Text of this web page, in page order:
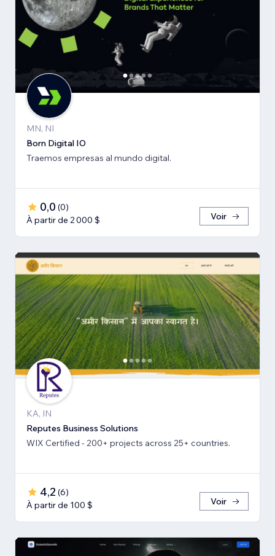
MN, NI
Born Digital IO
Traemos empresas al mundo digital.
0,0 (0)
À partir de 2 000 $
Voir
KA, IN
Reputes Business Solutions
WIX Certified - 200+ projects across 25+ countries.
4,2 (6)
À partir de 100 $
Voir